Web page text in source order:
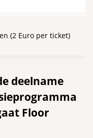
(2 Euro per ticket)
deelname
Floor